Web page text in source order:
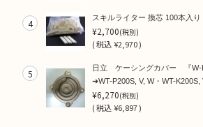
4 スキルライター 換芯 100本入り
¥2,700(税別)
(税込¥2,970 )
5
日立 ケーシングカバー 『W-
➜WT-P200S, V, W・WT-K200S,
¥6,270(税別)
(税込¥6,897 )